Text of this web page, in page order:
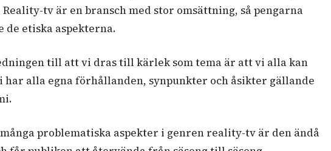
tv är en bransch med stor omsättning, så pengarna
de etiska aspekterna.
till att vi dras till kärlek som tema är att vi alla kan
alla egna förhållanden, synpunkter och åsikter gällande
problematiska aspekter i genren reality-tv är den ändå